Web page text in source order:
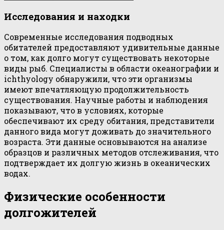
Исследования и находки
Современные исследования подводных
обитателей предоставляют удивительные данные
о том, как долго могут существовать некоторые
виды рыб. Специалисты в области океанографии и
ichthyology обнаружили, что эти организмы
имеют впечатляющую продолжительность
существования. Научные работы и наблюдения
показывают, что в условиях, которые
обеспечивают их среду обитания, представители
данного вида могут доживать до значительного
возраста. Эти данные основываются на анализе
образцов и различных методов отслеживания, что
подтверждает их долгую жизнь в океанических
водах.
Физические особенности
долгожителей